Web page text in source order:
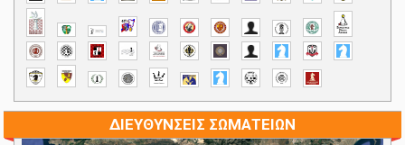
ΔΙΕΥΘΥΝΣΕΙΣ ΣΩΜΑΤΕΙΩΝ